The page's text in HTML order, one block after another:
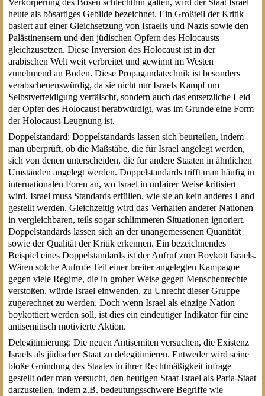
heute als bösartiges Gebilde bezeichnet. Ein Großteil der Kritik
basiert auf einer Gleichsetzung von Israelis und Nazis sowie den
Palästinensern und den jüdischen Opfern des Holocausts
gleichzusetzen. Diese Inversion des Holocaust ist in der
arabischen Welt weit verbreitet und gewinnt im Westen
zunehmend an Boden. Diese Propagandatechnik ist besonders
verabscheuenswürdig, da sie nicht nur Israels Kampf um
Selbstverteidigung verfälscht, sondern auch das entsetzliche Leid
der Opfer des Holocaust herabwürdigt, was im Grunde eine Form
der Holocaust-Leugnung ist.
Doppelstandard: Doppelstandards lassen sich beurteilen, indem
man überprüft, ob die Maßstäbe, die für Israel angelegt werden,
sich von denen unterscheiden, die für andere Staaten in ähnlichen
Umständen angelegt werden. Doppelstandards trifft man häufig in
internationalen Foren an, wo Israel in unfairer Weise kritisiert
wird. Israel muss Standards erfüllen, wie sie an kein anderes Land
gestellt werden. Gleichzeitig wird das Verhalten anderer Nationen
in vergleichbaren, teils sogar schlimmeren Situationen ignoriert.
Doppelstandards lassen sich an der unangemessenen Quantität
sowie der Qualität der Kritik erkennen. Ein bezeichnendes
Beispiel eines Doppelstandards ist der Aufruf zum Boykott Israels.
Wären solche Aufrufe Teil einer breiter angelegten Kampagne
gegen viele Regime, die in grober Weise gegen Menschenrechte
verstoßen, würde Israel einwenden, zu Unrecht dieser Gruppe
zugerechnet zu werden. Doch wenn Israel als einzige Nation
boykottiert werden soll, ist dies ein eindeutiger Indikator für eine
antisemitisch motivierte Aktion.
Delegitimierung: Die neuen Antisemiten versuchen, die Existenz
Israels als jüdischer Staat zu delegitimieren. Entweder wird seine
bloße Gründung des Staates in ihrer Rechtmäßigkeit infrage
gestellt oder man versucht, den heutigen Staat Israel als Paria-Staat
darzustellen, indem z.B. bedeutungsschwere Begriffe wie